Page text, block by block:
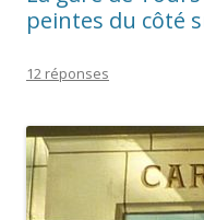
peintes du côté
12 réponses